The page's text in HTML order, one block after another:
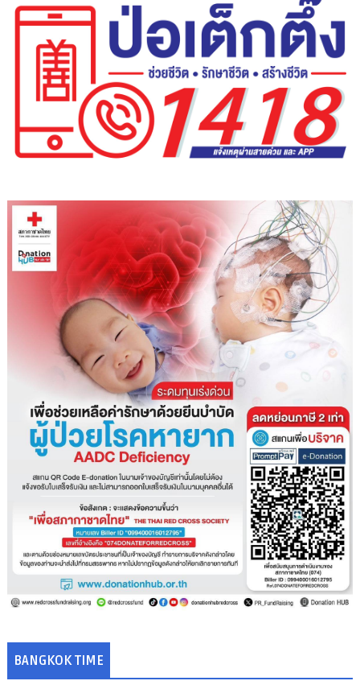
BANGKOK TIME